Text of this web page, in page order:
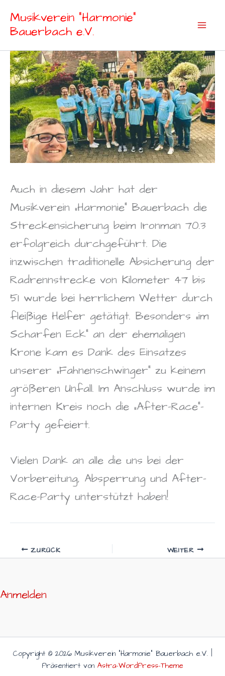
Inhalt
Musikverein "Harmonie"
Bauerbach e.V.
Auch in diesem Jahr hat der
Musikverein „Harmonie“ Bauerbach die
Streckensicherung beim Ironman 70.3
erfolgreich durchgeführt. Die
inzwischen traditionelle Absicherung der
Radrennstrecke von Kilometer 47 bis
51 wurde bei herrlichem Wetter durch
fleißige Helfer getätigt. Besonders „im
Scharfen Eck“ an der ehemaligen
Krone kam es Dank des Einsatzes
unserer „Fahnenschwinger“ zu keinem
größeren Unfall. Im Anschluss wurde im
internen Kreis noch die „After-Race“-
Party gefeiert.
Vielen Dank an alle die uns bei der
Vorbereitung, Absperrung und After-
Race-Party unterstützt haben!
ZURÜCK WEITER
Anmelden
Copyright © 2026 Musikverein "Harmonie" Bauerbach e.V. |
Präsentiert von Astra-WordPress-Theme